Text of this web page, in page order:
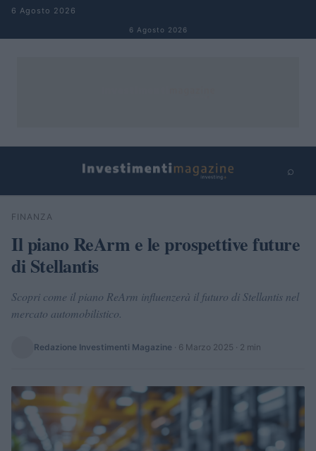
Salta al contenuto
6 Agosto 2026
6 Agosto 2026
⌕
Cerca
FINANZA
Il piano ReArm e le prospettive future
di Stellantis
Scopri come il piano ReArm influenzerà il futuro di Stellantis nel
mercato automobilistico.
Redazione Investimenti Magazine · 6 Marzo 2025 · 2 min